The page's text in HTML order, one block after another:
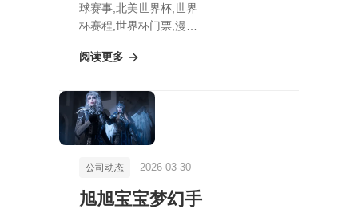
球赛事,北美世界杯,世界
杯赛程,世界杯门票,漫威
先生隐形女主题制服上架
阅读更多
公司动态 2026-03-30
旭旭宝宝梦幻手